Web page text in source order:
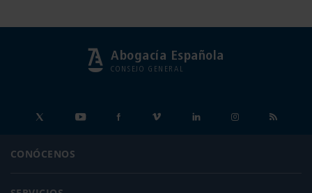
Abogacía Española
CONSEJO GENERAL
CONÓCENOS